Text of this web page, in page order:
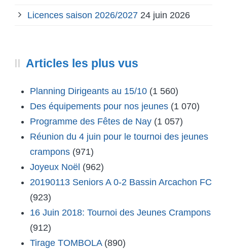
Licences saison 2026/2027 24 juin 2026
Articles les plus vus
Planning Dirigeants au 15/10 (1 560)
Des équipements pour nos jeunes (1 070)
Programme des Fêtes de Nay (1 057)
Réunion du 4 juin pour le tournoi des jeunes
crampons (971)
Joyeux Noël (962)
20190113 Seniors A 0-2 Bassin Arcachon FC
(923)
16 Juin 2018: Tournoi des Jeunes Crampons
(912)
Tirage TOMBOLA (890)